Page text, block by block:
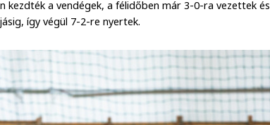
kezdték a vendégek, a félidőben már 3-0-ra vezettek és
így végül 7-2-re nyertek.